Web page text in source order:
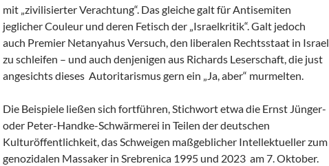
mit „zivilisierter Verachtung“. Das gleiche galt für Antisemiten
jeglicher Couleur und deren Fetisch der „Israelkritik“. Galt jedoch
auch Premier Netanyahus Versuch, den liberalen Rechtsstaat in Israel
zu schleifen – und auch denjenigen aus Richards Leserschaft, die just
angesichts dieses Autoritarismus gern ein „Ja, aber“ murmelten.
Die Beispiele ließen sich fortführen, Stichwort etwa die Ernst Jünger-
oder Peter-Handke-Schwärmerei in Teilen der deutschen
Kulturöffentlichkeit, das Schweigen maßgeblicher Intellektueller zum
genozidalen Massaker in Srebrenica 1995 und 2023 am 7. Oktober.